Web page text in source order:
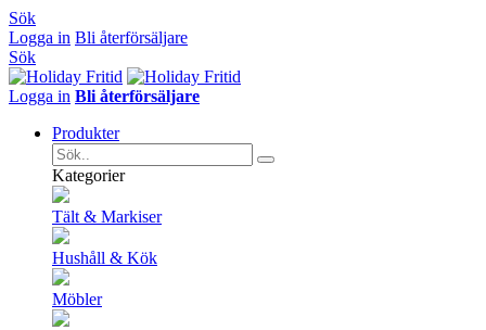
Sök
Logga in Bli återförsäljare
Sök
Logga in Bli återförsäljare
Produkter
Kategorier
Tält & Markiser
Hushåll & Kök
Möbler